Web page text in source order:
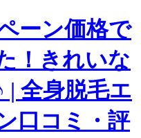
ーン価格で
！きれいな
| 全身脱毛エ
口コミ・評